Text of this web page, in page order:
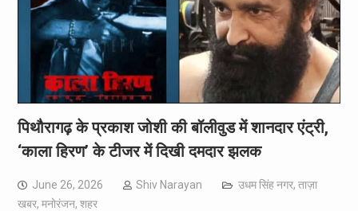
पिथौरागढ़ के प्रकाश जोशी की बॉलीवुड में शानदार एंट्री,
‘काला हिरण’ के टीजर में दिखी दमदार झलक
June 26, 2026 Shiv Narayan उधम सिंह नगर, ताज़ा
खबर, मनोरंजन, शहर